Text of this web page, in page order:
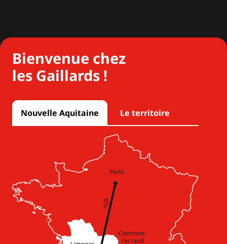
Bienvenue chez
les Gaillards !
Nouvelle Aquitaine Le territoire